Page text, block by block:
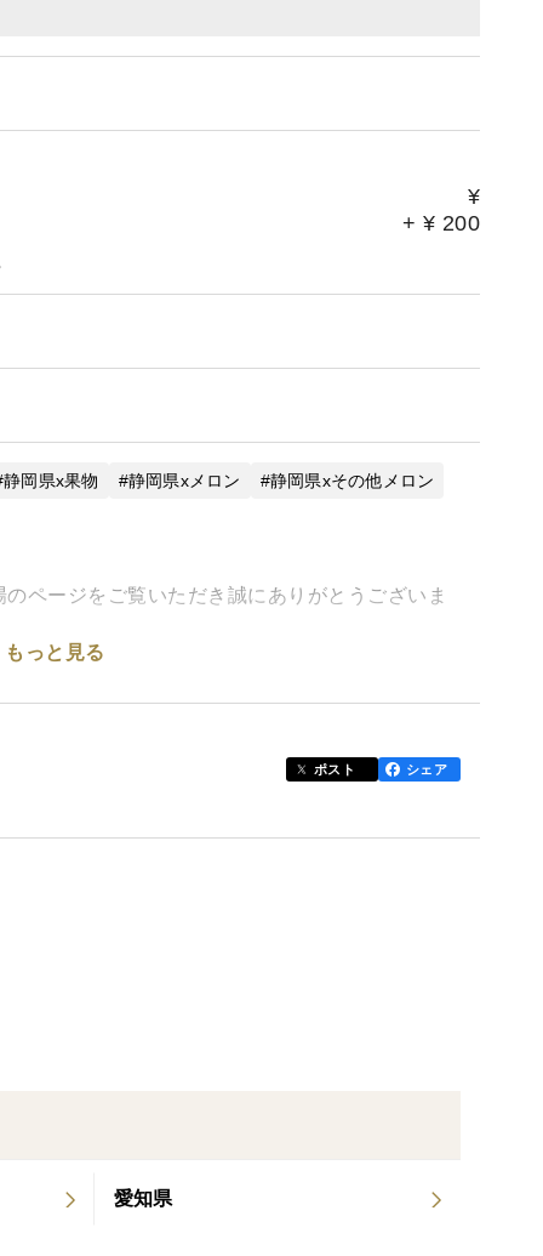
¥
+ ¥ 200
静岡県x果物 静岡県xメロン 静岡県xその他メロン
ページをご覧いただき誠にありがとうございま
の至上の喜びです。
もっと見る
ポスト シェア
愛知県